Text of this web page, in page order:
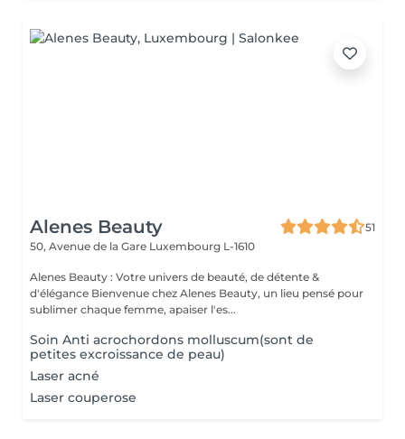
Alenes Beauty
51
50, Avenue de la Gare Luxembourg L-1610
Alenes Beauty : Votre univers de beauté, de détente &
d'élégance Bienvenue chez Alenes Beauty, un lieu pensé pour
sublimer chaque femme, apaiser l'es...
Soin Anti acrochordons molluscum(sont de
petites excroissance de peau)
Laser acné
Laser couperose